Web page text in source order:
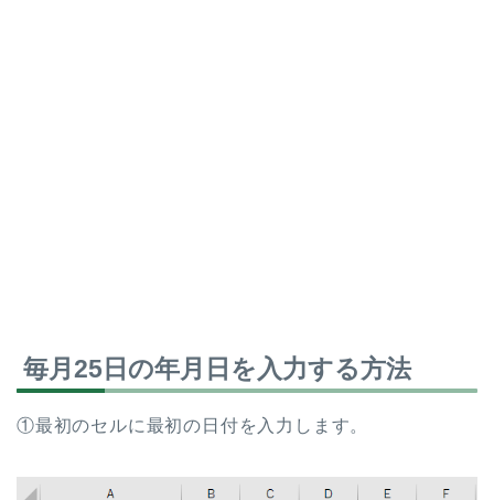
毎月25日の年月日を入力する方法
①最初のセルに最初の日付を入力します。